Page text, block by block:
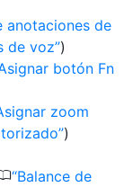
anotaciones de
de voz )
botón Fn
zoom
)
Balance de